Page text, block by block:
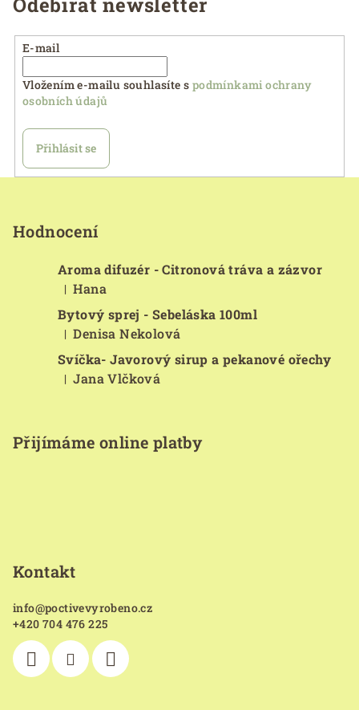
E-mail
Vložením e-mailu souhlasíte s podmínkami ochrany
osobních údajů
Přihlásit se
Hodnocení
Aroma difuzér - Citronová tráva a zázvor
Hodnocení produktu je 5 z 5 hvězdiček.
| Hana
Bytový sprej - Sebeláska 100ml
Hodnocení produktu je 5 z 5 hvězdiček.
| Denisa Nekolová
Svíčka- Javorový sirup a pekanové ořechy
Hodnocení produktu je 5 z 5 hvězdiček.
| Jana Vlčková
Přijímáme online platby
Kontakt
info@poctivevyrobeno.cz
+420 704 476 225